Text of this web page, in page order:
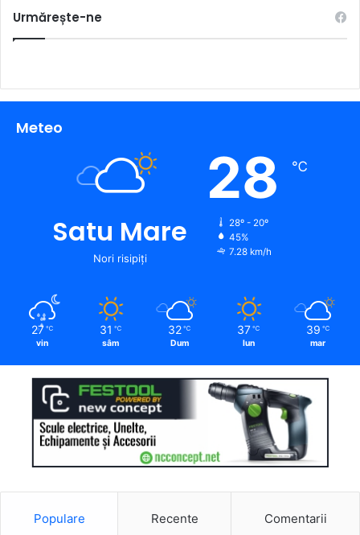
Urmărește-ne
Meteo
Satu Mare
Nori risipiți
28 ℃
28º - 20º
45%
7.28 km/h
27 ℃
vin
31 ℃
sâm
32 ℃
Dum
37 ℃
lun
39 ℃
mar
Populare Recente Comentarii